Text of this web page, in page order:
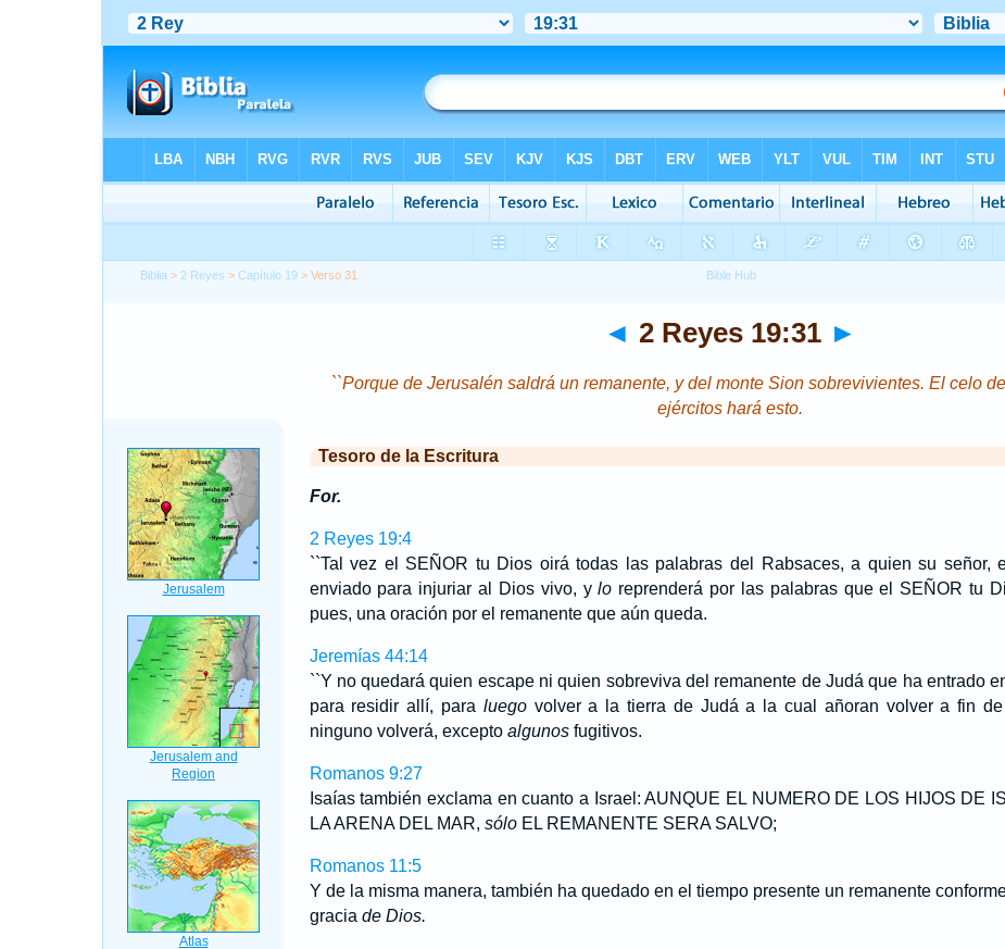
Biblia > 2 Reyes >Capítulo 19 > Verso 31
◄ 2 Reyes 19:31 ►
``Porque de Jerusalén saldrá un remanente, y del monte Sion sobrevivientes. El celo
ejércitos hará esto.
Tesoro de la Escritura
For.
2 Reyes 19:4
``Tal vez el SEÑOR tu Dios oirá todas las palabras del Rabsaces, a quien su señor,
enviado para injuriar al Dios vivo, ylo reprenderá por las palabras que el SEÑOR tu
pues, una oración por el remanente que aún queda.
Jeremías 44:14
``Y no quedará quien escape ni quien sobreviva del remanente de Judá que ha entrado
para residir allí, para luegovolver a la tierra de Judá a la cual añoran volver a fin de
ninguno volverá, excepto algunosfugitivos.
Romanos 9:27
Isaías también exclama en cuanto a Israel: AUNQUE EL NUMERO DE LOS HIJOS DE
LA ARENA DEL MAR, sóloEL REMANENTE SERA SALVO;
Romanos 11:5
Y de la misma manera, también ha quedado en el tiempo presente un remanente
gracia de Dios.